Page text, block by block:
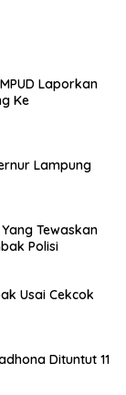
Laporkan
Ke
Lampung
Tewaskan
Polisi
Usai Cekcok
Dituntut 11